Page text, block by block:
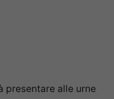
presentare alle urne